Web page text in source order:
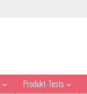
Produkt-Tests